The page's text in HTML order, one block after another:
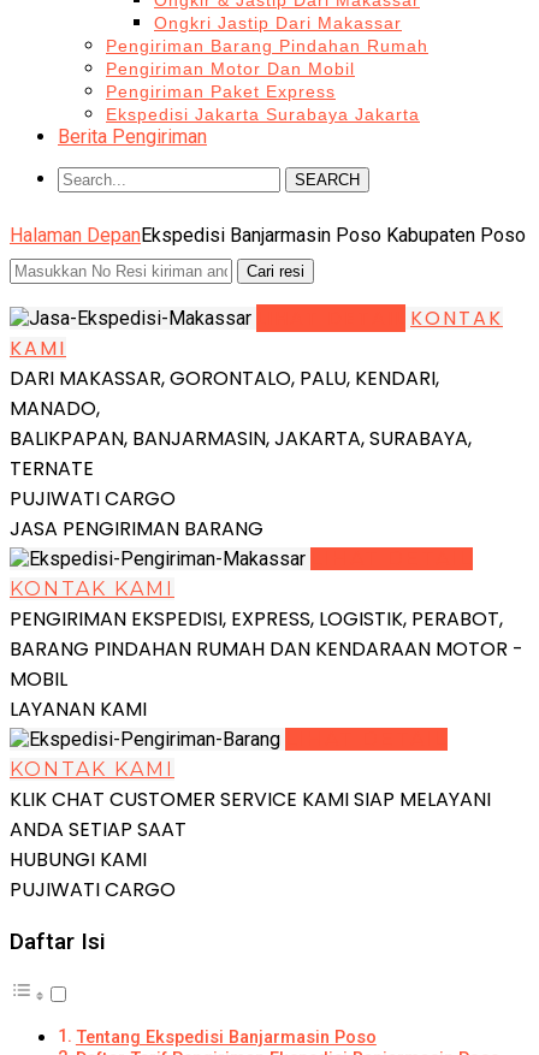
Ongkri Jastip Dari Makassar
Pengiriman Barang Pindahan Rumah
Pengiriman Motor Dan Mobil
Pengiriman Paket Express
Ekspedisi Jakarta Surabaya Jakarta
Berita Pengiriman
SEARCH
Halaman DepanEkspedisi Banjarmasin Poso Kabupaten Poso
KONTAK
KAMI
DARI MAKASSAR, GORONTALO, PALU, KENDARI,
MANADO,
BALIKPAPAN, BANJARMASIN, JAKARTA, SURABAYA,
TERNATE
PUJIWATI CARGO
JASA PENGIRIMAN BARANG
KONTAK KAMI
PENGIRIMAN EKSPEDISI, EXPRESS, LOGISTIK, PERABOT,
BARANG PINDAHAN RUMAH DAN KENDARAAN MOTOR -
MOBIL
LAYANAN KAMI
KONTAK KAMI
KLIK CHAT CUSTOMER SERVICE KAMI SIAP MELAYANI
ANDA SETIAP SAAT
HUBUNGI KAMI
PUJIWATI CARGO
Daftar Isi
Tentang Ekspedisi Banjarmasin Poso